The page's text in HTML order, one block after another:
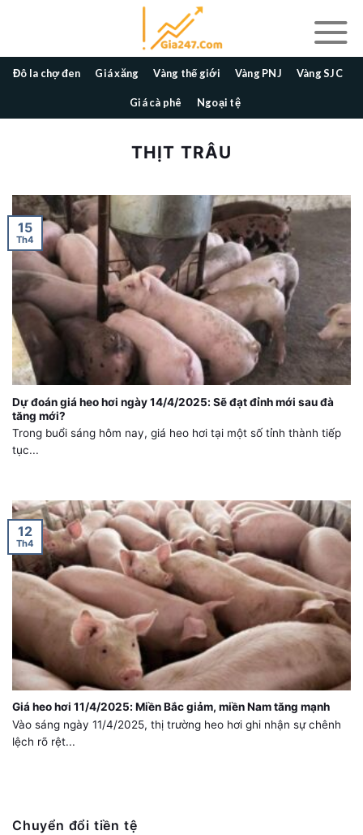
Đô la chợ đen Giá xăng Vàng thế giới Vàng PNJ Vàng SJC
Giá cà phê Ngoại tệ
THỊT TRÂU
Dự đoán giá heo hơi ngày 14/4/2025: Sẽ đạt đỉnh mới sau đà
tăng mới?
Trong buổi sáng hôm nay, giá heo hơi tại một số tỉnh thành tiếp
tục...
15
Th4
Giá heo hơi 11/4/2025: Miền Bắc giảm, miền Nam tăng mạnh
Vào sáng ngày 11/4/2025, thị trường heo hơi ghi nhận sự chênh
lệch rõ rệt...
12
Th4
Chuyển đổi tiền tệ